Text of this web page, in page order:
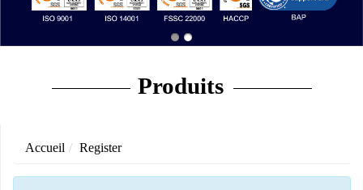
Produits
Accueil Register